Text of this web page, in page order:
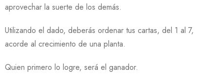
aprovechar la suerte de los demás.
Utilizando el dado, deberás ordenar tus cartas, del 1 al 7,
acorde al crecimiento de una planta.
Quien primero lo logre, será el ganador.